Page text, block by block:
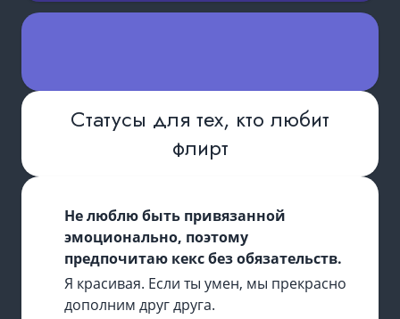
Статусы для тех, кто любит
флирт
Не люблю быть привязанной
эмоционально, поэтому
предпочитаю кекс без обязательств.
Я красивая. Если ты умен, мы прекрасно
дополним друг друга.